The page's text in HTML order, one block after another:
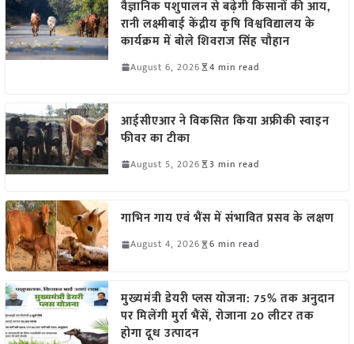
वैज्ञानिक पशुपालन से बढ़ेगी किसानों की आय,
रानी लक्ष्मीबाई केंद्रीय कृषि विश्वविद्यालय के
कार्यक्रम में बोले शिवराज सिंह चौहान
August 6, 2026 4 min read
आईसीएआर ने विकसित किया अफ्रीकी स्वाइन
फीवर का टीका
August 5, 2026 3 min read
गाभिन गाय एवं भैंस में संभावित प्रसव के लक्षण
August 4, 2026 6 min read
मुख्यमंत्री डेयरी प्लस योजना: 75% तक अनुदान
पर मिलेंगी मुर्रा भैंसें, रोजाना 20 लीटर तक
होगा दूध उत्पादन